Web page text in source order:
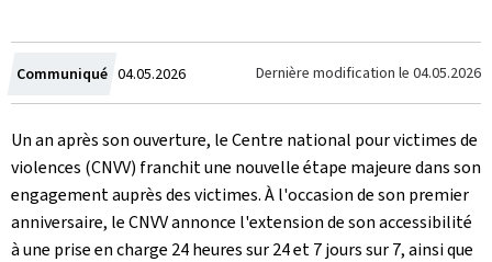
Communiqué Crée
le
04.05.2026 Dernière modification le 04.05.2026
Un an après son ouverture, le Centre national pour victimes de
violences (CNVV) franchit une nouvelle étape majeure dans son
engagement auprès des victimes. À l'occasion de son premier
anniversaire, le CNVV annonce l'extension de son accessibilité
à une prise en charge 24 heures sur 24 et 7 jours sur 7, ainsi que